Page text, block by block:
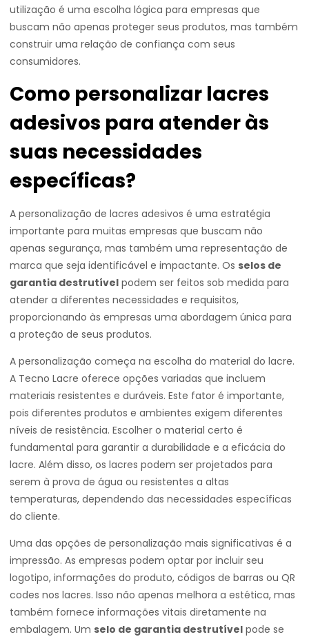
utilização é uma escolha lógica para empresas que
buscam não apenas proteger seus produtos, mas também
construir uma relação de confiança com seus
consumidores.
Como personalizar lacres
adesivos para atender às
suas necessidades
específicas?
A personalização de lacres adesivos é uma estratégia
importante para muitas empresas que buscam não
apenas segurança, mas também uma representação de
marca que seja identificável e impactante. Os selos de
garantia destrutível podem ser feitos sob medida para
atender a diferentes necessidades e requisitos,
proporcionando às empresas uma abordagem única para
a proteção de seus produtos.
A personalização começa na escolha do material do lacre.
A Tecno Lacre oferece opções variadas que incluem
materiais resistentes e duráveis. Este fator é importante,
pois diferentes produtos e ambientes exigem diferentes
níveis de resistência. Escolher o material certo é
fundamental para garantir a durabilidade e a eficácia do
lacre. Além disso, os lacres podem ser projetados para
serem à prova de água ou resistentes a altas
temperaturas, dependendo das necessidades específicas
do cliente.
Uma das opções de personalização mais significativas é a
impressão. As empresas podem optar por incluir seu
logotipo, informações do produto, códigos de barras ou QR
codes nos lacres. Isso não apenas melhora a estética, mas
também fornece informações vitais diretamente na
embalagem. Um selo de garantia destrutível pode se